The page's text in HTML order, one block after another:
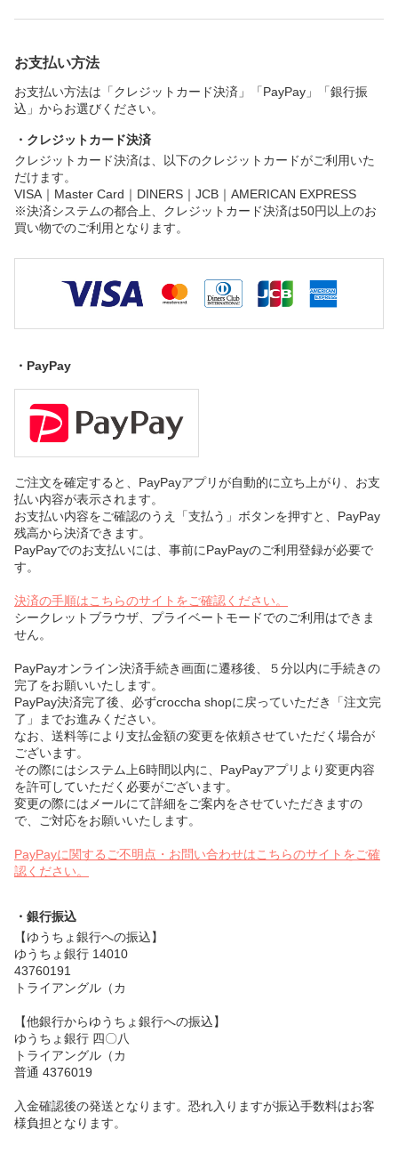
お支払い方法
お支払い方法は「クレジットカード決済」「PayPay」「銀行振
込」からお選びください。
・クレジットカード決済
クレジットカード決済は、以下のクレジットカードがご利用いた
だけます。
VISA｜Master Card｜DINERS｜JCB｜AMERICAN EXPRESS
※決済システムの都合上、クレジットカード決済は50円以上のお
買い物でのご利用となります。
・PayPay
ご注文を確定すると、PayPayアプリが自動的に立ち上がり、お支
払い内容が表示されます。
お支払い内容をご確認のうえ「支払う」ボタンを押すと、PayPay
残高から決済できます。
PayPayでのお支払いには、事前にPayPayのご利用登録が必要で
す。
決済の手順はこちらのサイトをご確認ください。
シークレットブラウザ、プライベートモードでのご利用はできま
せん。
PayPayオンライン決済手続き画面に遷移後、５分以内に手続きの
完了をお願いいたします。
PayPay決済完了後、必ずcroccha shopに戻っていただき「注文完
了」までお進みください。
なお、送料等により支払金額の変更を依頼させていただく場合が
ございます。
その際にはシステム上6時間以内に、PayPayアプリより変更内容
を許可していただく必要がございます。
変更の際にはメールにて詳細をご案内をさせていただきますの
で、ご対応をお願いいたします。
PayPayに関するご不明点・お問い合わせはこちらのサイトをご確
認ください。
・銀行振込
【ゆうちょ銀行への振込】
ゆうちょ銀行 14010
43760191
トライアングル（カ
【他銀行からゆうちょ銀行への振込】
ゆうちょ銀行 四〇八
トライアングル（カ
普通 4376019
入金確認後の発送となります。恐れ入りますが振込手数料はお客
様負担となります。